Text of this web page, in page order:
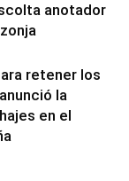
anotador
retener los
la
en el